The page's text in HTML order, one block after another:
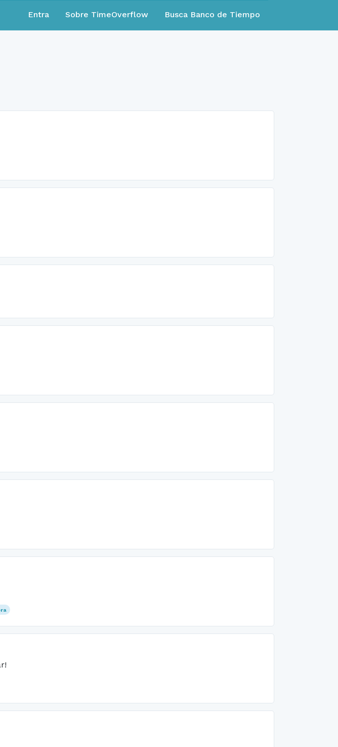
Entra Sobre TimeOverflow Busca Banco de Tiempo